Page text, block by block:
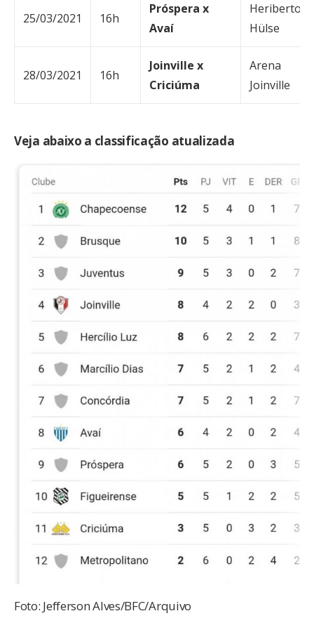
25/03/2021 16h
Próspera x
Avaí
Heriberto
Hülse
28/03/2021 16h
Joinville x
Criciúma
Arena
Joinville
Veja abaixo a classificação atualizada
Foto: Jefferson Alves/BFC/Arquivo